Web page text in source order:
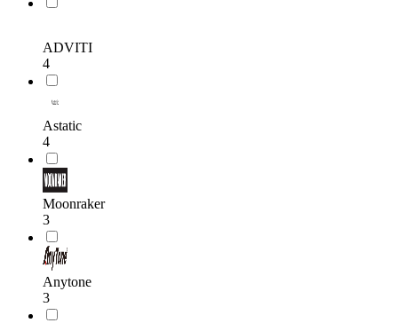
ADVITI
4
Astatic
4
Moonraker
3
Anytone
3